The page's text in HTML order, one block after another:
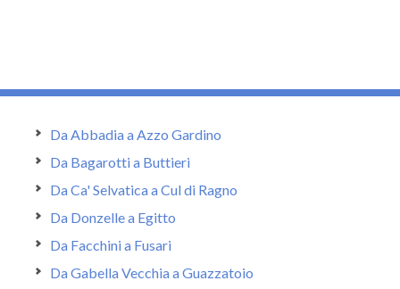
Da Abbadia a Azzo Gardino
Da Bagarotti a Buttieri
Da Ca' Selvatica a Cul di Ragno
Da Donzelle a Egitto
Da Facchini a Fusari
Da Gabella Vecchia a Guazzatoio